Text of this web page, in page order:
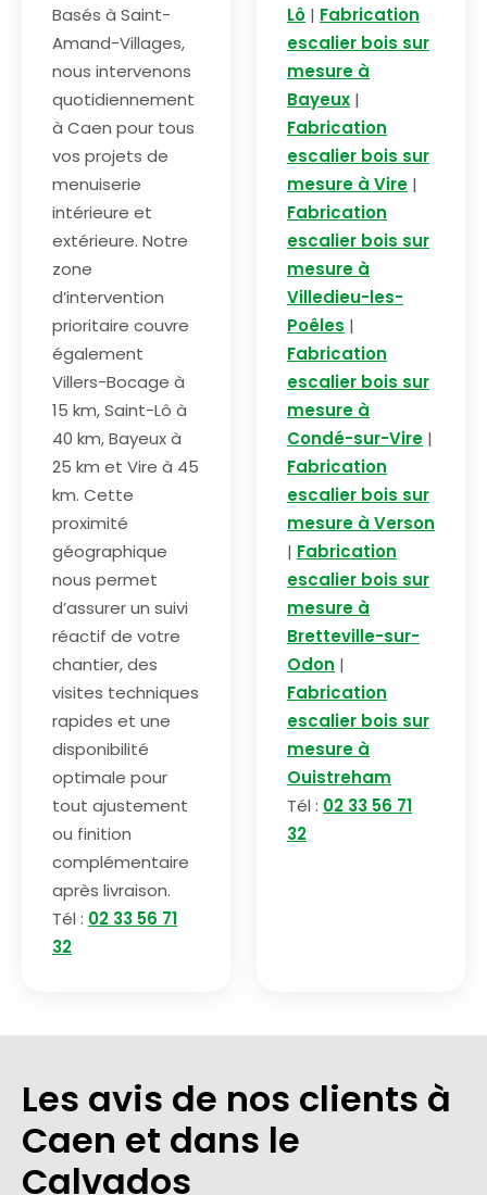
Basés à Saint-
Amand-Villages,
nous intervenons
quotidiennement
à Caen pour tous
vos projets de
menuiserie
intérieure et
extérieure. Notre
zone
d’intervention
prioritaire couvre
également
Villers-Bocage à
15 km, Saint-Lô à
40 km, Bayeux à
25 km et Vire à 45
km. Cette
proximité
géographique
nous permet
d’assurer un suivi
réactif de votre
chantier, des
visites techniques
rapides et une
disponibilité
optimale pour
tout ajustement
ou finition
complémentaire
après livraison.
Tél : 02 33 56 71
32
Lô | Fabrication
escalier bois sur
mesure à
Bayeux |
Fabrication
escalier bois sur
mesure à Vire |
Fabrication
escalier bois sur
mesure à
Villedieu-les-
Poêles |
Fabrication
escalier bois sur
mesure à
Condé-sur-Vire |
Fabrication
escalier bois sur
mesure à Verson
| Fabrication
escalier bois sur
mesure à
Bretteville-sur-
Odon |
Fabrication
escalier bois sur
mesure à
Ouistreham
Tél : 02 33 56 71
32
Les avis de nos clients à
Caen et dans le
Calvados